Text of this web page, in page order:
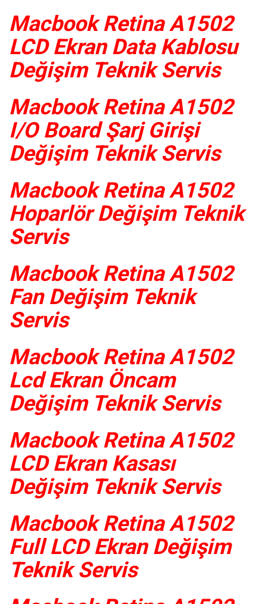
Macbook Retina A1502
LCD Ekran Data Kablosu
Değişim Teknik Servis
Macbook Retina A1502
I/O Board Şarj Girişi
Değişim Teknik Servis
Macbook Retina A1502
Hoparlör Değişim Teknik
Servis
Macbook Retina A1502
Fan Değişim Teknik
Servis
Macbook Retina A1502
Lcd Ekran Öncam
Değişim Teknik Servis
Macbook Retina A1502
LCD Ekran Kasası
Değişim Teknik Servis
Macbook Retina A1502
Full LCD Ekran Değişim
Teknik Servis